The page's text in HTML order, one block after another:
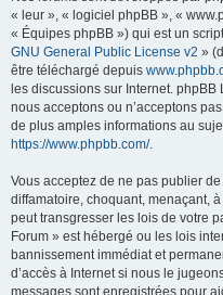
« leur », « logiciel phpBB », «
« Équipes phpBB ») qui est un
GNU General Public License v2 »
être téléchargé depuis
les discussions sur Internet.
nous acceptons ou n’acceptons
de plus amples informations au
https://www.phpbb.com/.
Vous acceptez de ne pas publier
diffamatoire, choquant, menaçant,
peut transgresser les lois de votre
Forum » est hébergé ou les lois
bannissement immédiat et
d’accès à Internet si nous le
messages sont enregistrées pour